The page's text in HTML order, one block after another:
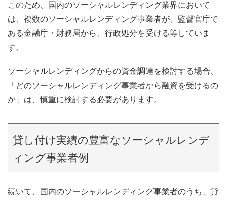
このため、国内のソーシャルレンディング業界において
は、複数のソーシャルレンディング事業者が、監督官庁で
ある金融庁・財務局から、行政処分を受ける等していま
す。
ソーシャルレンディングからの資金調達を検討する場合、
「どのソーシャルレンディング事業者から融資を受けるの
か」は、慎重に検討する必要があります。
貸し付け実績の豊富なソーシャルレンデ
ィング事業者例
続いて、国内のソーシャルレンディング事業者のうち、貸